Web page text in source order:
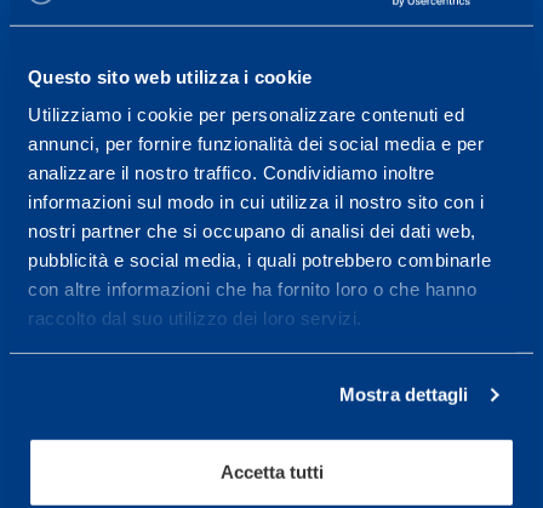
Questo sito web utilizza i cookie
Utilizziamo i cookie per personalizzare contenuti ed
annunci, per fornire funzionalità dei social media e per
analizzare il nostro traffico. Condividiamo inoltre
informazioni sul modo in cui utilizza il nostro sito con i
nostri partner che si occupano di analisi dei dati web,
pubblicità e social media, i quali potrebbero combinarle
con altre informazioni che ha fornito loro o che hanno
raccolto dal suo utilizzo dei loro servizi.
Mostra dettagli
Accetta tutti
Centro servizi per l'alta
prestazione ed il
wellness.
Maggiori informazioni
Servizi
Servizi Medici
Test di valutazione